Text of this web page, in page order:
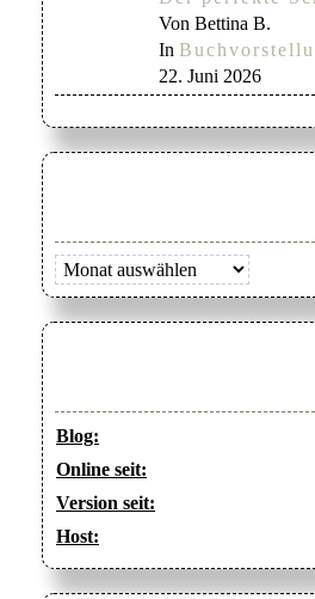
Von Bettina B.
In
22. Juni 2026
Archiv
Blog:
Online seit:
Version seit:
Host: